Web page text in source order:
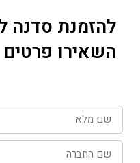
השאירו פרטים
שם
מלא
שם
החברה